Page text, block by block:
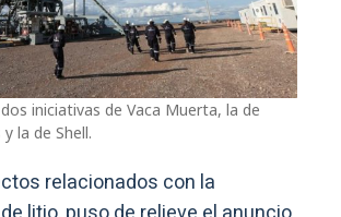
iniciativas de Vaca Muerta, la de
la de Shell.
relacionados con la